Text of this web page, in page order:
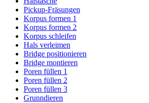
Pickup-Fräsungen
Korpus formen 1
Korpus formen 2
Korpus schleifen
Hals verleimen
Bridge positionieren
Bridge montieren
Poren füllen 1
Poren füllen 2
Poren füllen 3
Grunndieren